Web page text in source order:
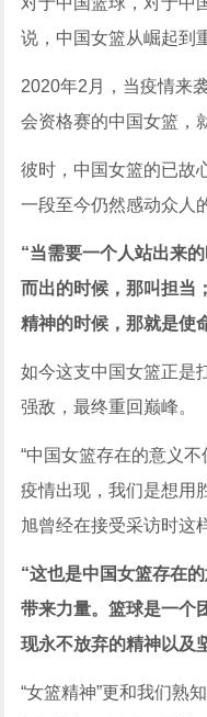
说，中国女篮从崛起到
2020年2月，当疫情来
会资格赛的中国女篮，
彼时，中国女篮的已故
一段至今仍然感动众人
“当需要一个人站出来
而出的时候，那叫担当
精神的时候，那就是使
如今这支中国女篮正是
强敌，最终重回巅峰。
“中国女篮存在的意义
疫情出现，我们是想用
旭曾经在接受采访时这
“这也是中国女篮存在
带来力量。篮球是一个
现永不放弃的精神以及
“女篮精神”更和我们熟